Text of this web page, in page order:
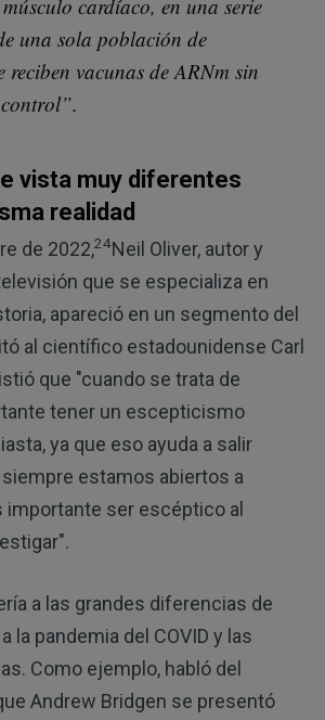
cardíaco, en una serie
una sola población de
reciben vacunas de ARNm sin
vista muy diferentes
realidad
de 2022,24Neil Oliver, autor y
que se especializa en
apareció en un segmento del
al científico estadounidense Carl
que "cuando se trata de
tener un escepticismo
ya que eso ayuda a salir
estamos abiertos a
importante ser escéptico al
a las grandes diferencias de
la pandemia del COVID y las
Como ejemplo, habló del
Andrew Bridgen se presentó